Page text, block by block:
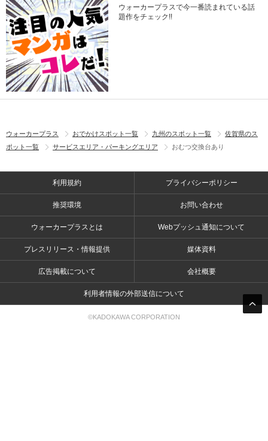
ウォーカープラスで今一番読まれている話
題作をチェック!!
ウォーカープラス おでかけスポット一覧 九州のスポット一覧
佐賀県のス
ポット一覧
サービスエリア・パーキングエリア おむつ交換台あり
利用規約 プライバシーポリシー
推奨環境 お問い合わせ
ウォーカープラスとは Webプッシュ通知について
プレスリリース・情報提供 媒体資料
広告掲載について 会社概要
利用者情報の外部送信について
©KADOKAWA CORPORATION